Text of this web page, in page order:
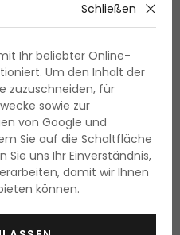
mit Blumenduft
ml
Fr.
100 ml
Schließen
Ihr beliebter Online-
Um den Inhalt der
zuzuschneiden, für
sowie zur
von Google und
Sie auf die Schaltfläche
Sie uns Ihr Einverständnis,
damit wir Ihnen
können.